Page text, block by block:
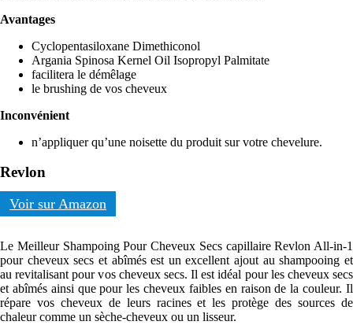
Avantages
Cyclopentasiloxane Dimethiconol
Argania Spinosa Kernel Oil Isopropyl Palmitate
facilitera le démêlage
le brushing de vos cheveux
Inconvénient
n’appliquer qu’une noisette du produit sur votre chevelure.
Revlon
Voir sur Amazon
Le Meilleur Shampoing Pour Cheveux Secs capillaire Revlon All-in-1
pour cheveux secs et abîmés est un excellent ajout au shampooing et
au revitalisant pour vos cheveux secs. Il est idéal pour les cheveux secs
et abîmés ainsi que pour les cheveux faibles en raison de la couleur. Il
répare vos cheveux de leurs racines et les protège des sources de
chaleur comme un sèche-cheveux ou un lisseur.